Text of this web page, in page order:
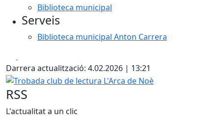
Biblioteca municipal
Serveis
Biblioteca municipal Anton Carrera
Darrera actualització: 4.02.2026 | 13:21
Trobada club de lectura L'Arca de Noè
RSS
L'actualitat a un clic